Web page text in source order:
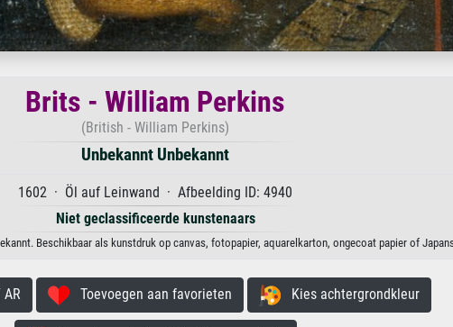
Brits - William Perkins
(British - William Perkins)
Unbekannt Unbekannt
1602 · Öl auf Leinwand · Afbeelding ID: 4940
Niet geclassificeerde kunstenaars
Beschikbaar als kunstdruk op canvas, fotopapier, aquarelkarton, ongecoat papier of
Toevoegen aan favorieten Kies achtergrondkleur